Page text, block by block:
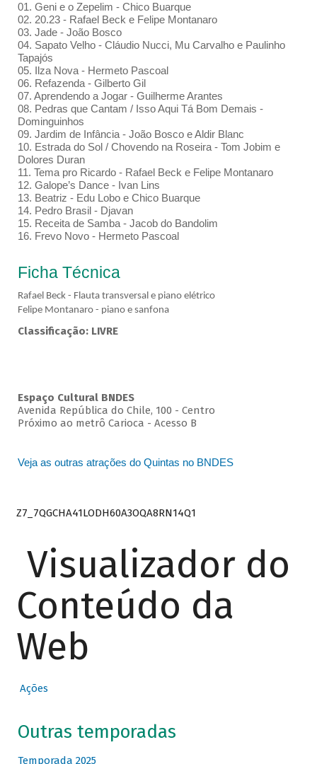
01. Geni e o Zepelim - Chico Buarque
02. 20.23 - Rafael Beck e Felipe Montanaro
03. Jade - João Bosco
04. Sapato Velho - Cláudio Nucci, Mu Carvalho e Paulinho
Tapajós
05. Ilza Nova - Hermeto Pascoal
06. Refazenda - Gilberto Gil
07. Aprendendo a Jogar - Guilherme Arantes
08. Pedras que Cantam / Isso Aqui Tá Bom Demais -
Dominguinhos
09. Jardim de Infância - João Bosco e Aldir Blanc
10. Estrada do Sol / Chovendo na Roseira - Tom Jobim e
Dolores Duran
11. Tema pro Ricardo - Rafael Beck e Felipe Montanaro
12. Galope’s Dance - Ivan Lins
13. Beatriz - Edu Lobo e Chico Buarque
14. Pedro Brasil - Djavan
15. Receita de Samba - Jacob do Bandolim
16. Frevo Novo - Hermeto Pascoal
Ficha Técnica
Rafael Beck - Flauta transversal e piano elétrico
Felipe Montanaro - piano e sanfona
Classificação: LIVRE
Espaço Cultural BNDES
Avenida República do Chile, 100 - Centro
Próximo ao metrô Carioca - Acesso B
Veja as outras atrações do Quintas no BNDES
Z7_7QGCHA41LODH60A3OQA8RN14Q1
Visualizador do
Conteúdo da
Web
Ações
Outras temporadas
Temporada 2025